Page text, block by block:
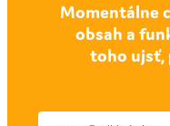
Momentálne
obsah a
toho ujsť,